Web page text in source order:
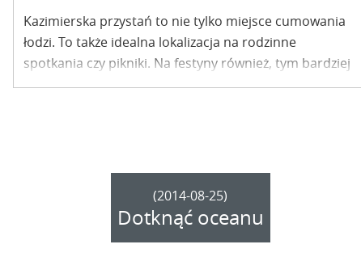
Kazimierska przystań to nie tylko miejsce cumowania
łodzi. To także idealna lokalizacja na rodzinne
spotkania czy pikniki. Na festyny również, tym bardziej
charytatywne. W miniony weekend kazimierzacy
(2014-08-25)
Dotknąć oceanu